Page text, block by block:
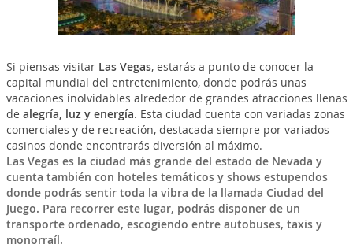
Si piensas visitar Las Vegas, estarás a punto de conocer la
capital mundial del entretenimiento, donde podrás unas
vacaciones inolvidables alrededor de grandes atracciones llenas
de alegría, luz y energía. Esta ciudad cuenta con variadas zonas
comerciales y de recreación, destacada siempre por variados
casinos donde encontrarás diversión al máximo.
Las Vegas es la ciudad más grande del estado de Nevada y
cuenta también con hoteles temáticos y shows estupendos
donde podrás sentir toda la vibra de la llamada Ciudad del
Juego. Para recorrer este lugar, podrás disponer de un
transporte ordenado, escogiendo entre autobuses, taxis y
monorraíl.